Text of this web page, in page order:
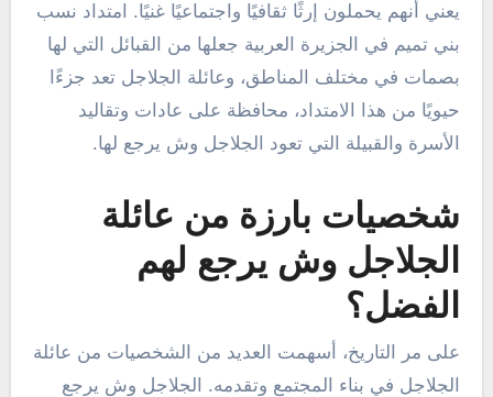
يعني أنهم يحملون إرثًا ثقافيًا واجتماعيًا غنيًا. امتداد نسب
بني تميم في الجزيرة العربية جعلها من القبائل التي لها
بصمات في مختلف المناطق، وعائلة الجلاجل تعد جزءًا
حيويًا من هذا الامتداد، محافظة على عادات وتقاليد
الأسرة والقبيلة التي تعود الجلاجل وش يرجع لها.
شخصيات بارزة من عائلة
الجلاجل وش يرجع لهم
الفضل؟
على مر التاريخ، أسهمت العديد من الشخصيات من عائلة
الجلاجل في بناء المجتمع وتقدمه. الجلاجل وش يرجع